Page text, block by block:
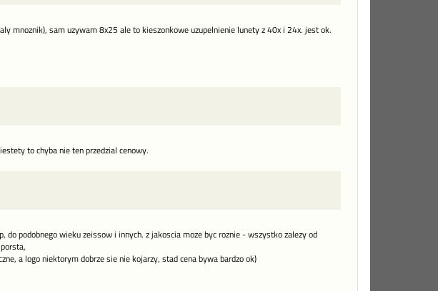
mnoznik), sam uzywam 8x25 ale to kieszonkowe uzupelnienie lunety z 40x i 24x. jest ok.
to chyba nie ten przedzial cenowy.
podobnego wieku zeissow i innych. z jakoscia moze byc roznie - wszystko zalezy od
a logo niektorym dobrze sie nie kojarzy, stad cena bywa bardzo ok)